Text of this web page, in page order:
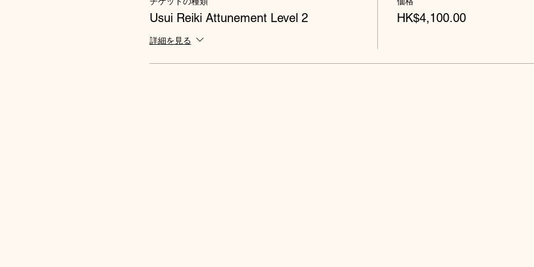
Usui Reiki Attunement Level 2
詳細を見る
HK$4,100.00